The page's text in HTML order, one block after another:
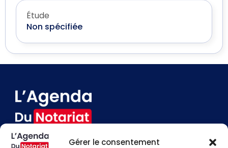
Gérer le consentement
Étude
Non spécifiée